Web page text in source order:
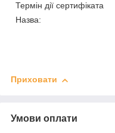
Термін дії сертифіката
Назва:
Приховати
Умови оплати